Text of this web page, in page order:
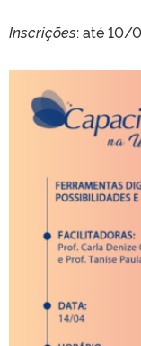
Inscrições: até 10/